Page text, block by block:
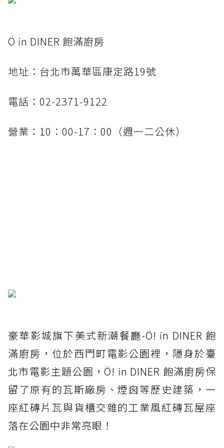
Ö in DINER 飽滿廚房
地址：台北市萬華區康定路19號
電話：02-2371-9122
營業：10：00-17：00（週一二公休）
豪華影城旗下美式新潮餐廳-Ö! in DINER 飽
滿廚房，位於西門町電影公園裡，隱身於臺
北市電影主題公園，Ö! in DINER 飽滿廚房保
留了原有的瓦斯廠房、煙囪等歷史建築，一
座紅磚片瓦與貨櫃交雜的工業風紅磚瓦屋座
落在公園中非常亮眼！